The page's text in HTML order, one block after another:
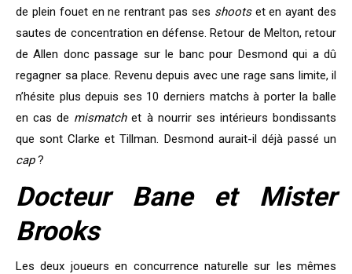
de plein fouet en ne rentrant pas ses shootset en ayant des
sautes de concentration en défense. Retour de Melton, retour
de Allen donc passage sur le banc pour Desmond qui a dû
regagner sa place. Revenu depuis avec une rage sans limite, il
n’hésite plus depuis ses 10 derniers matchs à porter la balle
en cas de mismatchet à nourrir ses intérieurs bondissants
que sont Clarke et Tillman. Desmond aurait-il déjà passé un
cap?
Docteur Bane et Mister
Brooks
Les deux joueurs en concurrence naturelle sur les mêmes